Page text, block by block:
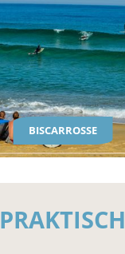
BISCARROSSE
PRAKTISCH